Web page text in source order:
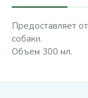
Предоставляет
собаки.
Объем 300 мл.